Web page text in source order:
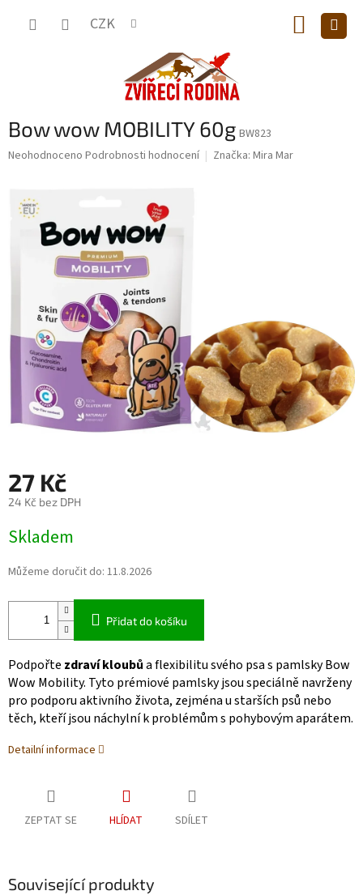
CZK
KOŠÍK
Bow wow MOBILITY 60g BW823
Průměrné
0,0
hvězdiček.
Neohodnoceno Podrobnosti hodnocení Značka: Mira Mar
27 Kč
24 Kč bez DPH
cena:
Skladem
Můžeme doručit do: 11.8.2026
Přidat do košíku
Podpořte zdraví kloubůa flexibilitu svého psa s pamlsky Bow
Wow Mobility. Tyto prémiové pamlsky jsou speciálně navrženy
pro podporu aktivního života, zejména u starších psů nebo
těch, kteří jsou náchylní k problémům s pohybovým aparátem.
Detailní informace
ZEPTAT SE HLÍDAT SDÍLET
Související produkty